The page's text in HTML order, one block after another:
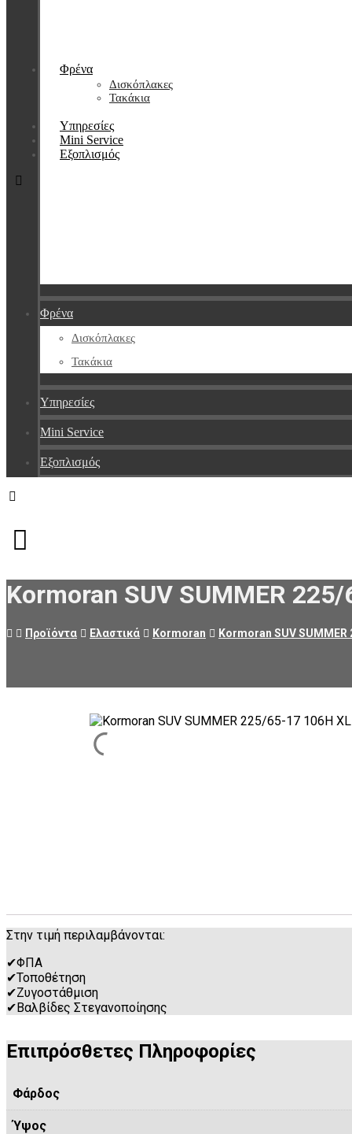
Φρένα
Δισκόπλακες
Τακάκια
Υπηρεσίες
Mini Service
Εξοπλισμός
Φρένα
Δισκόπλακες
Τακάκια
Υπηρεσίες
Mini Service
Εξοπλισμός
Kormoran SUV SUMMER
Προϊόντα Ελαστικά Kormoran Kormoran SUV SUMMER
Στην τιμή περιλαμβάνονται:
✔ΦΠΑ
✔Τοποθέτηση
✔Ζυγοστάθμιση
✔Βαλβίδες Στεγανοποίησης
Επιπρόσθετες Πληροφορίες
Φάρδος
Ύψος